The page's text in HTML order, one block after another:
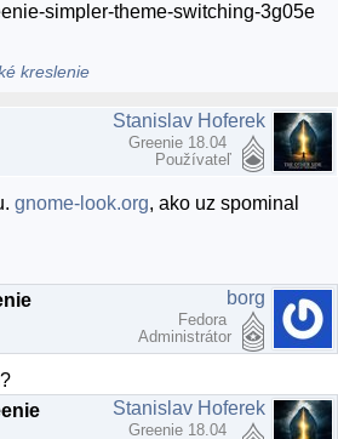
simpler-theme-switching-3g05e
kreslenie
Stanislav Hoferek
Greenie 18.04
Používateľ
gnome-look.org, ako uz spominal
borg
Fedora
Administrátor
Stanislav Hoferek
Greenie 18.04